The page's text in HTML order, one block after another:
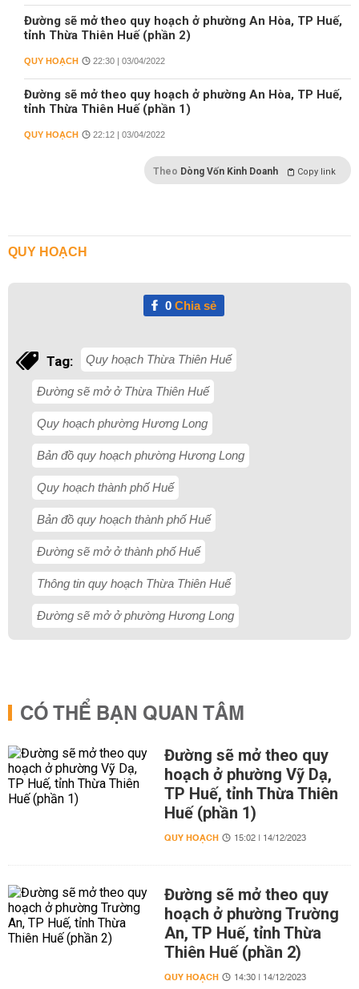
Đường sẽ mở theo quy hoạch ở phường An Hòa, TP Huế,
tỉnh Thừa Thiên Huế (phần 2)
QUY HOẠCH 22:30 | 03/04/2022
Đường sẽ mở theo quy hoạch ở phường An Hòa, TP Huế,
tỉnh Thừa Thiên Huế (phần 1)
QUY HOẠCH 22:12 | 03/04/2022
Theo Dòng Vốn Kinh Doanh Copy link
QUY HOẠCH
0Chia sẻ
Tag: Quy hoạch Thừa Thiên Huế
Đường sẽ mở ở Thừa Thiên Huế
Quy hoạch phường Hương Long
Bản đồ quy hoạch phường Hương Long
Quy hoạch thành phố Huế
Bản đồ quy hoạch thành phố Huế
Đường sẽ mở ở thành phố Huế
Thông tin quy hoạch Thừa Thiên Huế
Đường sẽ mở ở phường Hương Long
CÓ THỂ BẠN QUAN TÂM
Đường sẽ mở theo quy
hoạch ở phường Vỹ Dạ,
TP Huế, tỉnh Thừa Thiên
Huế (phần 1)
QUY HOẠCH 15:02 | 14/12/2023
Đường sẽ mở theo quy
hoạch ở phường Trường
An, TP Huế, tỉnh Thừa
Thiên Huế (phần 2)
QUY HOẠCH 14:30 | 14/12/2023